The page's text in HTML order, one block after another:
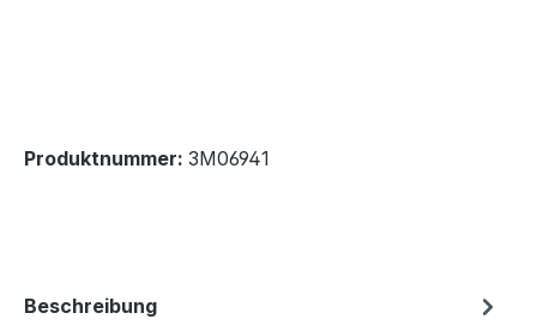
Produktnummer: 3M06941
Beschreibung